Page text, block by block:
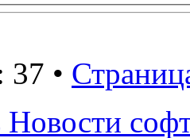
•
Новости